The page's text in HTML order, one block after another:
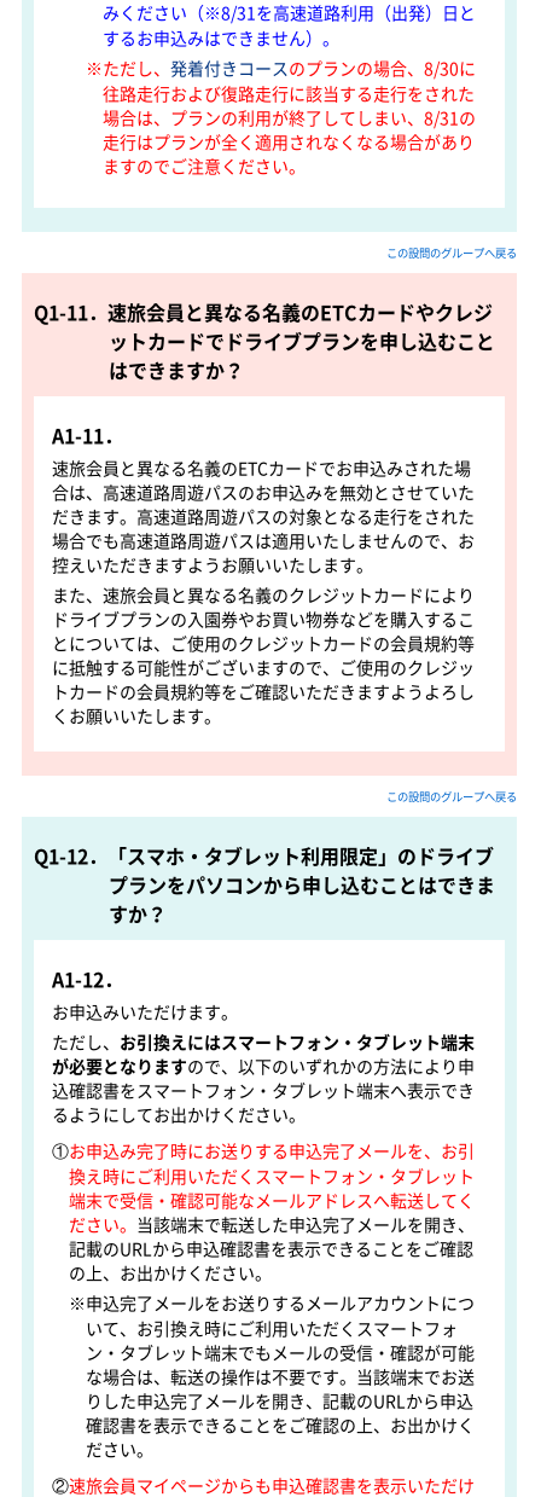
みください（※8/31を高速道路利用（出発）日と
するお申込みはできません）。
※ただし、 発着付きコースのプランの場合、8/30に
往路走行および復路走行に該当する走行をされた
場合は、プランの利用が終了してしまい、8/31の
走行はプランが全く適用されなくなる場合があり
ますのでご注意ください。
この設問のグループへ戻る
Q1-11．速旅会員と異なる名義のETCカードやクレジ
ットカードでドライブプランを申し込むこと
はできますか？
A1-11．
速旅会員と異なる名義のETCカードでお申込みされた場
合は、高速道路周遊パスのお申込みを無効とさせていた
だきます。高速道路周遊パスの対象となる走行をされた
場合でも高速道路周遊パスは適用いたしませんので、お
控えいただきますようお願いいたします。
また、速旅会員と異なる名義のクレジットカードにより
ドライブプランの入園券やお買い物券などを購入するこ
とについては、ご使用のクレジットカードの会員規約等
に抵触する可能性がございますので、ご使用のクレジッ
トカードの会員規約等をご確認いただきますようよろし
くお願いいたします。
この設問のグループへ戻る
Q1-12．「スマホ・タブレット利用限定」のドライブ
プランをパソコンから申し込むことはできま
すか？
A1-12．
お申込みいただけます。
ただし、 お引換えにはスマートフォン・タブレット端末
が必要となりますので、以下のいずれかの方法により申
込確認書をスマートフォン・タブレット端末へ表示でき
るようにしてお出かけください。
①お申込み完了時にお送りする申込完了メールを、お引
換え時にご利用いただくスマートフォン・タブレット
端末で受信・確認可能なメールアドレスへ転送してく
ださい。 当該端末で転送した申込完了メールを開き、
記載のURLから申込確認書を表示できることをご確認
の上、お出かけください。
※申込完了メールをお送りするメールアカウントにつ
いて、お引換え時にご利用いただくスマートフォ
ン・タブレット端末でもメールの受信・確認が可能
な場合は、転送の操作は不要です。当該端末でお送
りした申込完了メールを開き、記載のURLから申込
確認書を表示できることをご確認の上、お出かけく
ださい。
②速旅会員マイページからも申込確認書を表示いただけ